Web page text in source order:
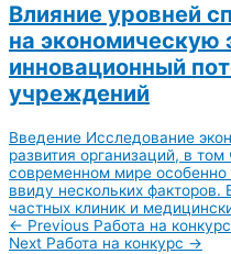
Влияние уровней
на экономическую
инновационный
учреждений
Введение Исследование
развития организаций, в
современном мире
ввиду нескольких
частных клиник и
← Previous Работа на конкурс
Next Работа на конкурс →